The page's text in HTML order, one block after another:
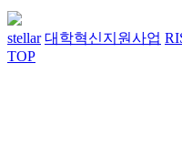
stellar 대학혁신지원사업
TOP